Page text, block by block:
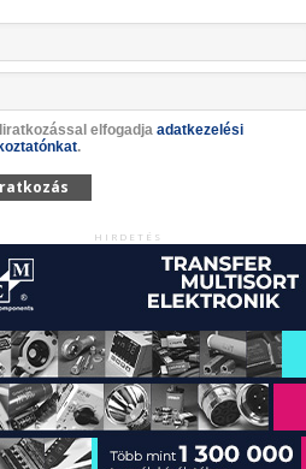
elfogadja adatkezelési
.
HIRDETÉS